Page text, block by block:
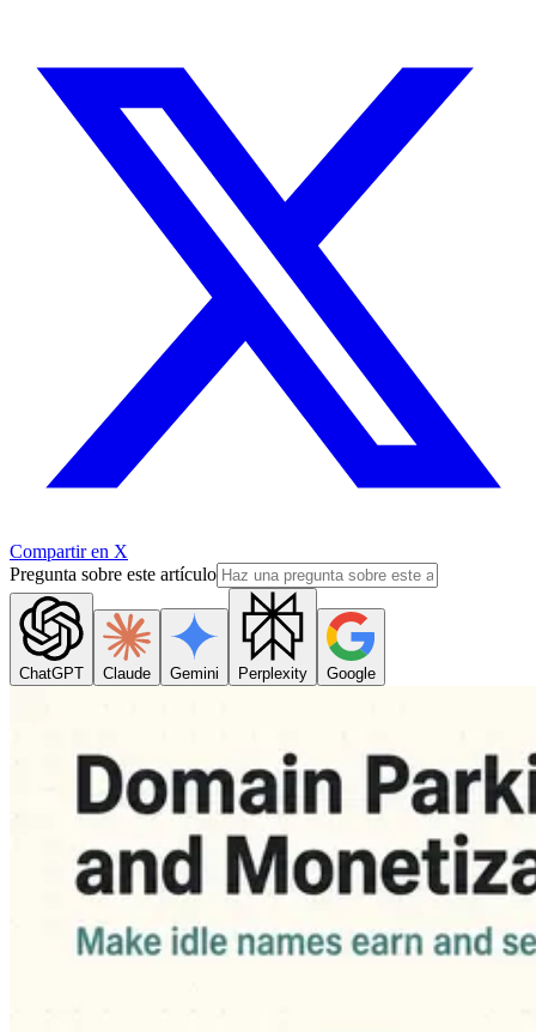
Compartir en X
Pregunta sobre este artículo
ChatGPT Claude Gemini Perplexity Google